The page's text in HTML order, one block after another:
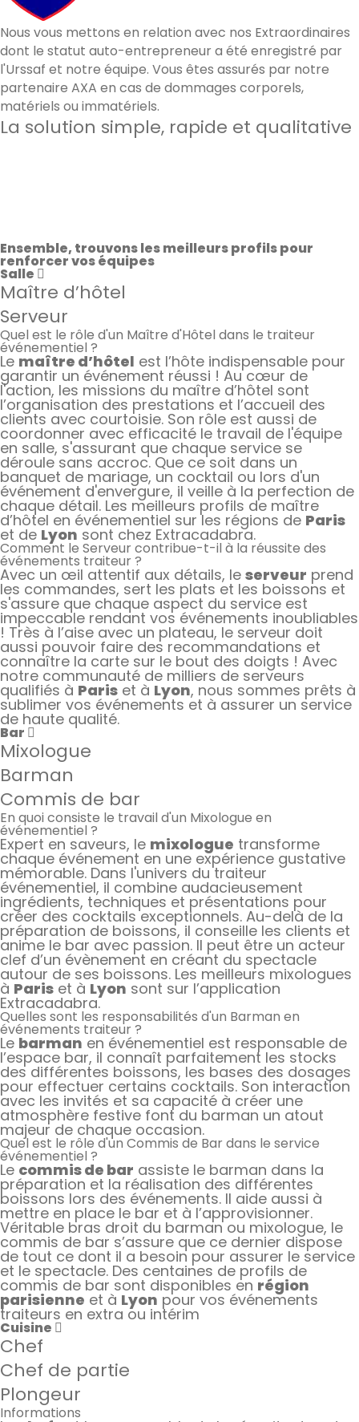
Nous vous mettons en relation avec nos Extraordinaires
dont le statut auto-entrepreneur a été enregistré par
l'Urssaf et notre équipe. Vous êtes assurés par notre
partenaire AXA en cas de dommages corporels,
matériels ou immatériels.
La solution simple, rapide et qualitative
Ensemble, trouvons les meilleurs profils pour
renforcer vos équipes
Salle
Maître d’hôtel
Serveur
Quel est le rôle d'un Maître d'Hôtel dans le traiteur
événementiel ?
Le maître d’hôtel est l’hôte indispensable pour
garantir un événement réussi ! Au cœur de
l'action, les missions du maître d’hôtel sont
l’organisation des prestations et l’accueil des
clients avec courtoisie. Son rôle est aussi de
coordonner avec efficacité le travail de l'équipe
en salle, s'assurant que chaque service se
déroule sans accroc. Que ce soit dans un
banquet de mariage, un cocktail ou lors d'un
événement d'envergure, il veille à la perfection de
chaque détail. Les meilleurs profils de maître
d’hôtel en événementiel sur les régions de Paris
et de Lyon sont chez Extracadabra.
Comment le Serveur contribue-t-il à la réussite des
événements traiteur ?
Avec un œil attentif aux détails, le serveur prend
les commandes, sert les plats et les boissons et
s'assure que chaque aspect du service est
impeccable rendant vos événements inoubliables
! Très à l’aise avec un plateau, le serveur doit
aussi pouvoir faire des recommandations et
connaître la carte sur le bout des doigts ! Avec
notre communauté de milliers de serveurs
qualifiés à Paris et à Lyon, nous sommes prêts à
sublimer vos événements et à assurer un service
de haute qualité.
Bar
Mixologue
Barman
Commis de bar
En quoi consiste le travail d'un Mixologue en
événementiel ?
Expert en saveurs, le mixologue transforme
chaque événement en une expérience gustative
mémorable. Dans l'univers du traiteur
événementiel, il combine audacieusement
ingrédients, techniques et présentations pour
créer des cocktails exceptionnels. Au-delà de la
préparation de boissons, il conseille les clients et
anime le bar avec passion. Il peut être un acteur
clef d’un évènement en créant du spectacle
autour de ses boissons. Les meilleurs mixologues
à Paris et à Lyon sont sur l’application
Extracadabra.
Quelles sont les responsabilités d'un Barman en
événements traiteur ?
Le barman en événementiel est responsable de
l’espace bar, il connaît parfaitement les stocks
des différentes boissons, les bases des dosages
pour effectuer certains cocktails. Son interaction
avec les invités et sa capacité à créer une
atmosphère festive font du barman un atout
majeur de chaque occasion.
Quel est le rôle d'un Commis de Bar dans le service
événementiel ?
Le commis de bar assiste le barman dans la
préparation et la réalisation des différentes
boissons lors des événements. Il aide aussi à
mettre en place le bar et à l’approvisionner.
Véritable bras droit du barman ou mixologue, le
commis de bar s’assure que ce dernier dispose
de tout ce dont il a besoin pour assurer le service
et le spectacle. Des centaines de profils de
commis de bar sont disponibles en région
parisienne et à Lyon pour vos événements
traiteurs en extra ou intérim
Cuisine
Chef
Chef de partie
Plongeur
Informations